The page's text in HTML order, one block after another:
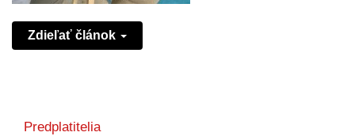
Zdieľať článok
Predplatitelia